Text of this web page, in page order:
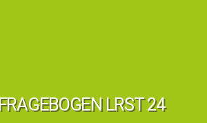
LRST 24